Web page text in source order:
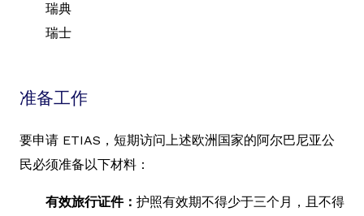
瑞典
瑞士
准备工作
要申请 ETIAS，短期访问上述欧洲国家的阿尔巴尼亚公
民必须准备以下材料：
有效旅行证件： 护照有效期不得少于三个月，且不得